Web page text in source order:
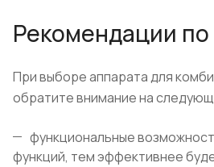
Рекомендации
При выборе аппарата для
обратите внимание на
функциональные
функций, тем эффективнее